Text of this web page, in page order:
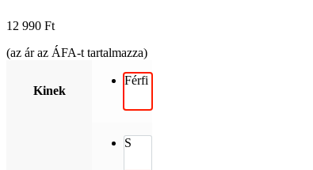
12 990 Ft
(az ár az ÁFA-t tartalmazza)
Kinek
Férfi
S